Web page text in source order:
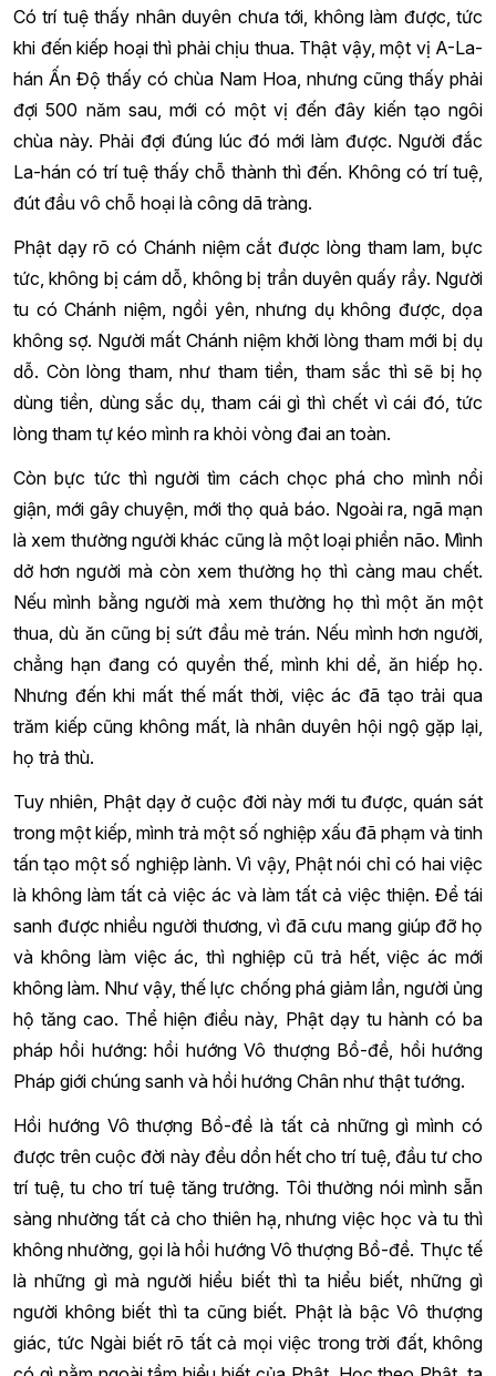
Có trí tuệ thấy nhân duyên chưa tới, không làm được, tức
khi đến kiếp hoại thì phải chịu thua. Thật vậy, một vị A-La-
hán Ấn Độ thấy có chùa Nam Hoa, nhưng cũng thấy phải
đợi 500 năm sau, mới có một vị đến đây kiến tạo ngôi
chùa này. Phải đợi đúng lúc đó mới làm được. Người đắc
La-hán có trí tuệ thấy chỗ thành thì đến. Không có trí tuệ,
đút đầu vô chỗ hoại là công dã tràng.
Phật dạy rõ có Chánh niệm cắt được lòng tham lam, bực
tức, không bị cám dỗ, không bị trần duyên quấy rầy. Người
tu có Chánh niệm, ngồi yên, nhưng dụ không được, dọa
không sợ. Người mất Chánh niệm khởi lòng tham mới bị dụ
dỗ. Còn lòng tham, như tham tiền, tham sắc thì sẽ bị họ
dùng tiền, dùng sắc dụ, tham cái gì thì chết vì cái đó, tức
lòng tham tự kéo mình ra khỏi vòng đai an toàn.
Còn bực tức thì người tìm cách chọc phá cho mình nổi
giận, mới gây chuyện, mới thọ quả báo. Ngoài ra, ngã mạn
là xem thường người khác cũng là một loại phiền não. Mình
dở hơn người mà còn xem thường họ thì càng mau chết.
Nếu mình bằng người mà xem thường họ thì một ăn một
thua, dù ăn cũng bị sứt đầu mẻ trán. Nếu mình hơn người,
chẳng hạn đang có quyền thế, mình khi dể, ăn hiếp họ.
Nhưng đến khi mất thế mất thời, việc ác đã tạo trải qua
trăm kiếp cũng không mất, là nhân duyên hội ngộ gặp lại,
họ trả thù.
Tuy nhiên, Phật dạy ở cuộc đời này mới tu được, quán sát
trong một kiếp, mình trả một số nghiệp xấu đã phạm và tinh
tấn tạo một số nghiệp lành. Vì vậy, Phật nói chỉ có hai việc
là không làm tất cả việc ác và làm tất cả việc thiện. Để tái
sanh được nhiều người thương, vì đã cưu mang giúp đỡ họ
và không làm việc ác, thì nghiệp cũ trả hết, việc ác mới
không làm. Như vậy, thế lực chống phá giảm lần, người ủng
hộ tăng cao. Thể hiện điều này, Phật dạy tu hành có ba
pháp hồi hướng: hồi hướng Vô thượng Bồ-đề, hồi hướng
Pháp giới chúng sanh và hồi hướng Chân như thật tướng.
Hồi hướng Vô thượng Bồ-đề là tất cả những gì mình có
được trên cuộc đời này đều dồn hết cho trí tuệ, đầu tư cho
trí tuệ, tu cho trí tuệ tăng trưởng. Tôi thường nói mình sẵn
sàng nhường tất cả cho thiên hạ, nhưng việc học và tu thì
không nhường, gọi là hồi hướng Vô thượng Bồ-đề. Thực tế
là những gì mà người hiểu biết thì ta hiểu biết, những gì
người không biết thì ta cũng biết. Phật là bậc Vô thượng
giác, tức Ngài biết rõ tất cả mọi việc trong trời đất, không